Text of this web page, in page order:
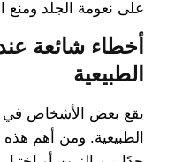
على نعومة الجلد
أخطاء شائعة
الطبيعية
يقع بعض الأشخاص في
الطبيعية. ومن أهم